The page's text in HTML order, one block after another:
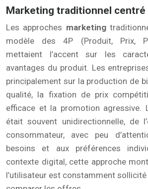
Marketing traditionnel
Les approches marketing
modèle des 4P (Produit, Prix,
mettaient l’accent sur les
avantages du produit. Les
principalement sur la production de
qualité, la fixation de prix
efficace et la promotion agressive.
était souvent unidirectionnelle, de
consommateur, avec peu
besoins et aux préférences
contexte digital, cette approche
l’utilisateur est constamment